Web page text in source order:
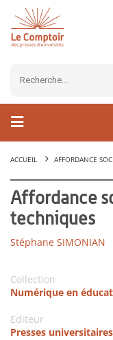
ACCUEIL AFFORDANCE
Affordance
techniques
Stéphane SIMONIAN
Collection
Numérique en
Editeur
Presses